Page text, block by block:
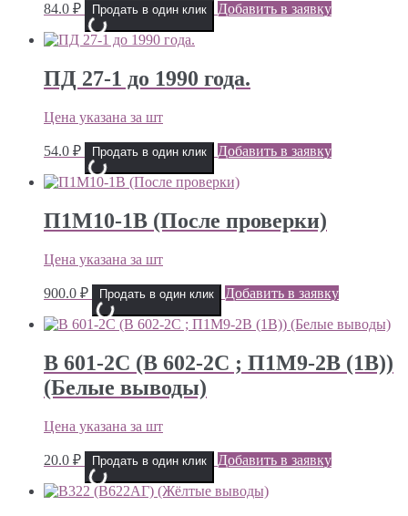
84.0 ₽ Продать в один клик Добавить в заявку
ПД 27-1 до 1990 года.
Цена указана за шт
54.0 ₽ Продать в один клик Добавить в заявку
П1М10-1В (После проверки)
Цена указана за шт
900.0 ₽ Продать в один клик Добавить в заявку
В 601-2С (В 602-2С ; П1М9-2В (1В))
(Белые выводы)
Цена указана за шт
20.0 ₽ Продать в один клик Добавить в заявку